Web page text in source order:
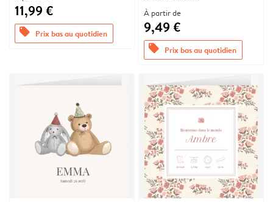
11,99 €
offers Prix bas au quotidien
À partir de
9,49 €
offers Prix bas au quotidien